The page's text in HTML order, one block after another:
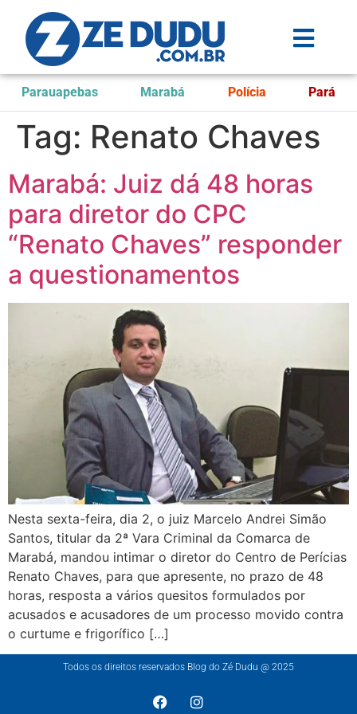
Parauapebas Marabá Polícia Pará
Tag: Renato Chaves
Marabá: Juiz dá 48 horas
para diretor do CPC
“Renato Chaves” responder
a questionamentos
Nesta sexta-feira, dia 2, o juiz Marcelo Andrei Simão
Santos, titular da 2ª Vara Criminal da Comarca de
Marabá, mandou intimar o diretor do Centro de Perícias
Renato Chaves, para que apresente, no prazo de 48
horas, resposta a vários quesitos formulados por
acusados e acusadores de um processo movido contra
o curtume e frigorífico […]
Todos os direitos reservados Blog do Zé Dudu @ 2025